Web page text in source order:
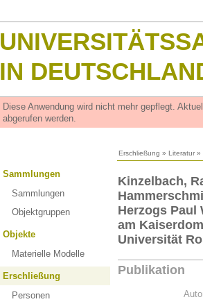
IN
Diese Anwendung wird nicht mehr gepflegt.
abgerufen werden.
Erschließung » Literatur »
Sammlungen
Sammlungen
Objektgruppen
Objekte
Materielle Modelle
Erschließung
Personen
Kinzelbach,
Herzogs Paul
am
Universität
Publikation